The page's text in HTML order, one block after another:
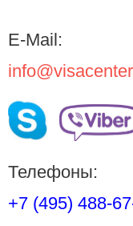
E-Mail:
Телефоны:
+7 (495) 488-